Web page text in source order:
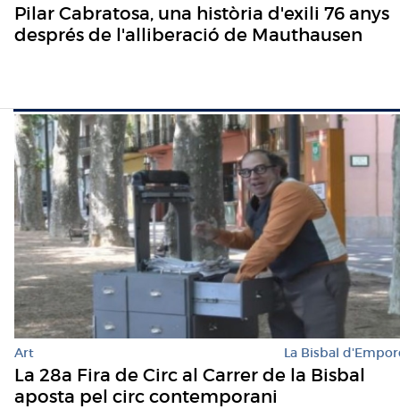
Pilar Cabratosa, una història d'exili 76 anys
després de l'alliberació de Mauthausen
Art La Bisbal
La 28a Fira de Circ al Carrer de la Bisbal
aposta pel circ contemporani